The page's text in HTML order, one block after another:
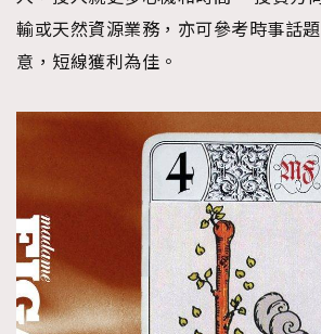
輸或天然資源業務，亦可參考時事話
意，短線獲利為佳。